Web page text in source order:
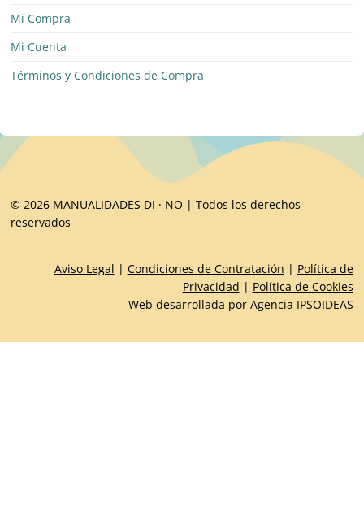
Mi Compra
Mi Cuenta
Términos y Condiciones de Compra
© 2026 MANUALIDADES DI · NO | Todos los derechos
reservados
Aviso Legal | Condiciones de Contratación | Política de
Privacidad | Política de Cookies
Web desarrollada por Agencia IPSOIDEAS